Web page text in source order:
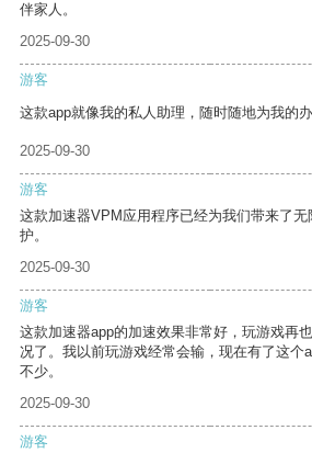
伴家人。
2025-09-30
游客
这款app就像我的私人助理，随时随地为我的办
2025-09-30
游客
这款加速器VPM应用程序已经为我们带来了
护。
2025-09-30
游客
这款加速器app的加速效果非常好，玩游戏再
况了。我以前玩游戏经常会输，现在有了这个
不少。
2025-09-30
游客